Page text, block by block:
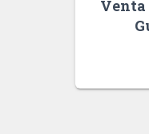
Venta